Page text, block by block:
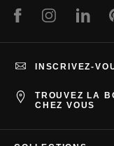
FacebookInstagram
TROUVEZ LA
CHEZ VOUS
INSCRIVEZ-